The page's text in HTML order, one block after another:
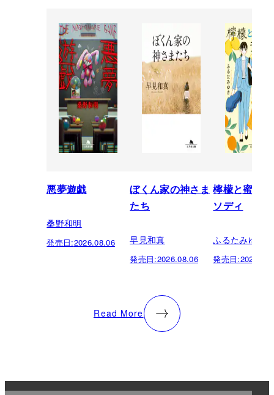
悪夢遊戯
桑野和明
発売日:2026.08.06
ぼくん家の神さま
たち
早見和真
発売日:2026.08.06
檸檬と蜜柑
ソディ
ふるたみゆき
発売日:
Read More